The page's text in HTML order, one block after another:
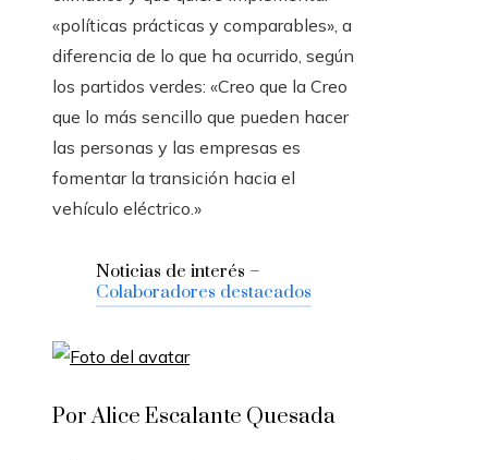
«políticas prácticas y comparables», a
diferencia de lo que ha ocurrido, según
los partidos verdes: «Creo que la Creo
que lo más sencillo que pueden hacer
las personas y las empresas es
fomentar la transición hacia el
vehículo eléctrico.»
Noticias de interés –
Colaboradores destacados
Por Alice Escalante Quesada